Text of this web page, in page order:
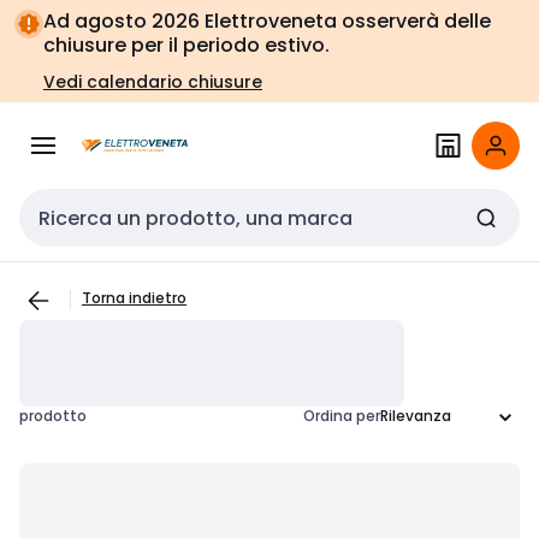
Vai alla
navigazione
Vai
alla
pagina
Ad agosto 2026 Elettroveneta osserverà delle
chiusure per il periodo estivo.
Vedi calendario chiusure
Cerca input
Torna indietro
prodotto Ordina per